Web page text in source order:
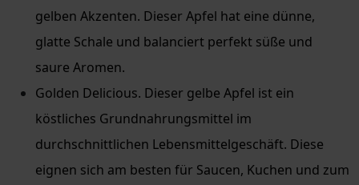
gelben Akzenten. Dieser Apfel hat eine dünne,
glatte Schale und balanciert perfekt süße und
saure Aromen.
Golden Delicious. Dieser gelbe Apfel ist ein
köstliches Grundnahrungsmittel im
durchschnittlichen Lebensmittelgeschäft. Diese
eignen sich am besten für Saucen, Kuchen und zum